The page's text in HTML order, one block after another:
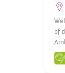
of